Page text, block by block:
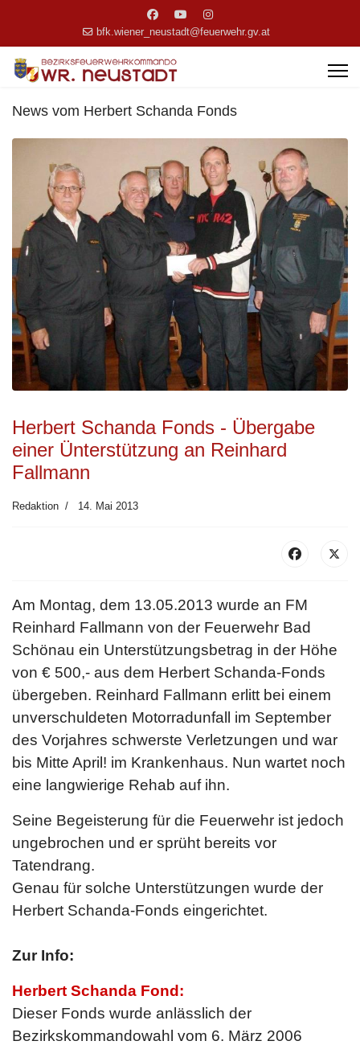
bfk.wiener_neustadt@feuerwehr.gv.at
News vom Herbert Schanda Fonds
Herbert Schanda Fonds - Übergabe
einer Ünterstützung an Reinhard
Fallmann
Redaktion 14. Mai 2013
Am Montag, dem 13.05.2013 wurde an FM
Reinhard Fallmann von der Feuerwehr Bad
Schönau ein Unterstützungsbetrag in der Höhe
von € 500,- aus dem Herbert Schanda-Fonds
übergeben. Reinhard Fallmann erlitt bei einem
unverschuldeten Motorradunfall im September
des Vorjahres schwerste Verletzungen und war
bis Mitte April! im Krankenhaus. Nun wartet noch
eine langwierige Rehab auf ihn.
Seine Begeisterung für die Feuerwehr ist jedoch
ungebrochen und er sprüht bereits vor
Tatendrang.
Genau für solche Unterstützungen wurde der
Herbert Schanda-Fonds eingerichtet.
Zur Info:
Herbert Schanda Fond:
Dieser Fonds wurde anlässlich der
Bezirkskommandowahl vom 6. März 2006